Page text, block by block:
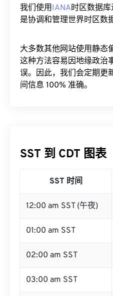
我们使用IANA时区数据
是协调和管理世界时区数
大多数其他网站使用静态
这种方法容易因地缘政治
误。因此，我们会定期更
间信息 100% 准确。
SST 到 CDT 图表
SST 时间
12:00 am SST (午夜)
01:00 am SST
02:00 am SST
03:00 am SST